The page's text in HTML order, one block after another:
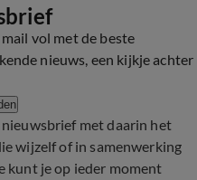
vol met de beste
nieuws, een kijkje achter
met daarin het
wijzelf of in samenwerking
kunt je op ieder moment